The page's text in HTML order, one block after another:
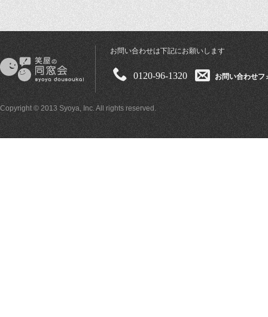
お問い合わせは下記にお願いします
0120-96-1320 お問い合わせフ
Copyright © 2013 Syoya, Inc. All rights reserved.